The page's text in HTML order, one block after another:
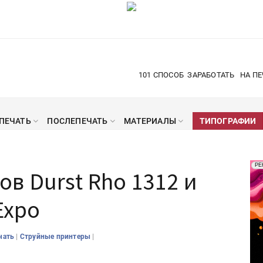
101 СПОСОБ ЗАРАБОТАТЬ НА
ПЕЧАТЬ ПОСЛЕПЕЧАТЬ МАТЕРИАЛЫ ТИПОГРАФИИ
Durst Rho 1312 и
| Струйные принтеры |